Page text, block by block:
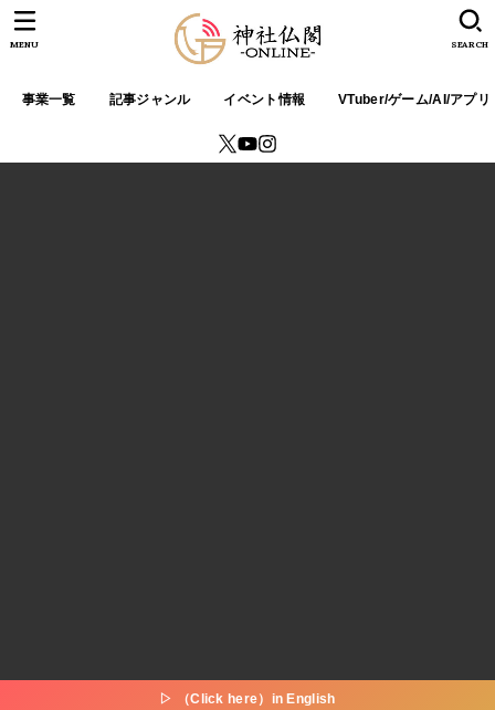
事業一覧 記事ジャンル イベント情報 VTuber/ゲーム/AI/アプリ
SEARCH
MENU
▷ （Click here）in English